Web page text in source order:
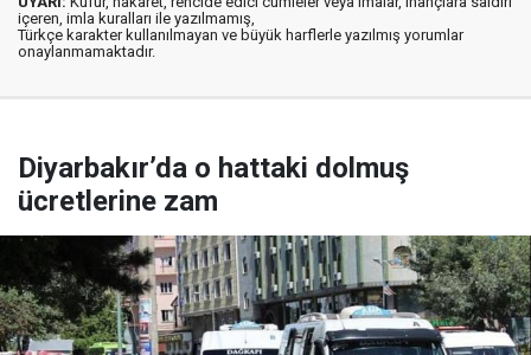
içeren, imla kuralları ile yazılmamış,
Türkçe karakter kullanılmayan ve büyük harflerle yazılmış yorumlar
onaylanmamaktadır.
Diyarbakır’da o hattaki dolmuş
ücretlerine zam